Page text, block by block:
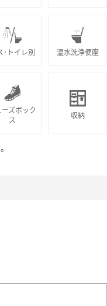
･トイレ別 温水洗浄便座
ーズボック
ス
収納